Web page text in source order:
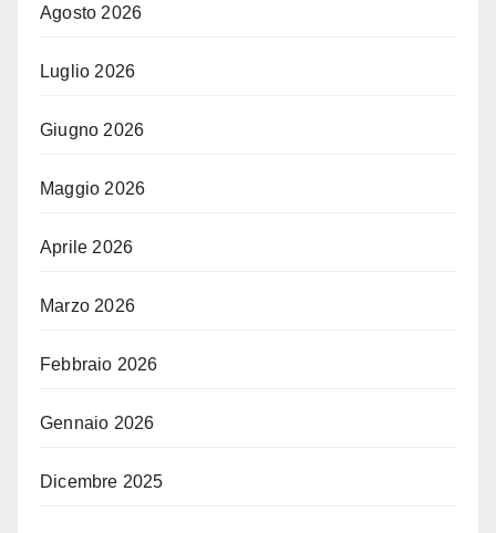
Agosto 2026
Luglio 2026
Giugno 2026
Maggio 2026
Aprile 2026
Marzo 2026
Febbraio 2026
Gennaio 2026
Dicembre 2025